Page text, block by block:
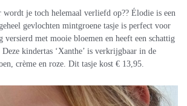
wordt je toch helemaal verliefd op?? Élodie is een
gevlochten mintgroene tasje is perfect voor
versierd met mooie bloemen en heeft een schattig
kindertas ‘Xanthe’ is verkrijgbaar in de
crème en roze. Dit tasje kost € 13,95.